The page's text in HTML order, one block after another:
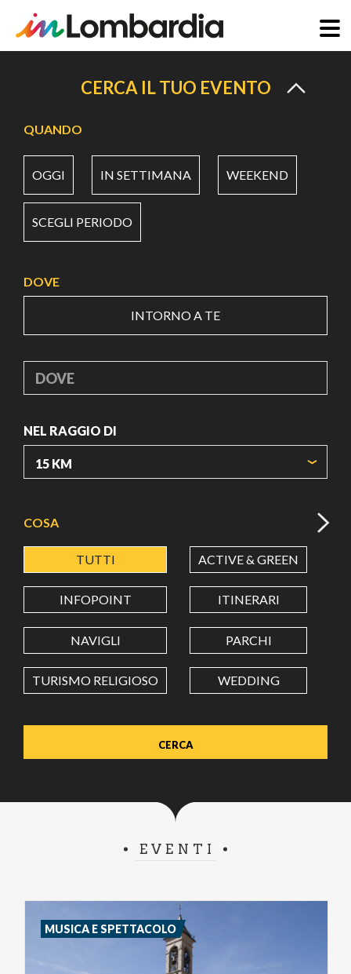
principale
CERCA IL TUO EVENTO
QUANDO
OGGI IN SETTIMANA WEEKEND
SCEGLI PERIODO
DOVE
INTORNO A TE
DOVE
NEL RAGGIO DI
LATITUDINE
LONGITUDINE
Value in decimal degrees. Use dot (.) as decimal separator.
COSA
TUTTI ACTIVE & GREEN
INFOPOINT ITINERARI
NAVIGLI PARCHI
TURISMO RELIGIOSO WEDDING
EVENTI
MUSICA E SPETTACOLO